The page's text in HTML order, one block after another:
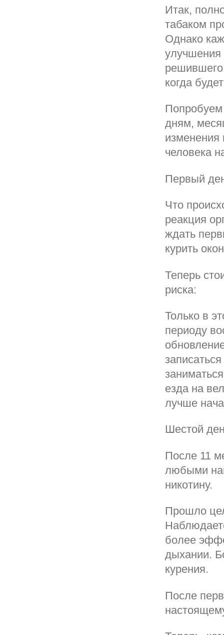
Итак,
табаком
Однако
улучшения
решившего
когда
Попробуем
дням,
изменения
человека
Первый
Что
реакция
ждать
курить
Теперь
риска:
Только в
периоду
езда на
лучше
Шестой
После 11
любыми
никотину.
Прошло
более
дыхании.
курения.
После